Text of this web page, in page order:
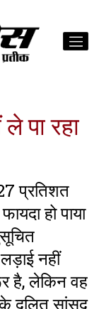
पा रहा
प्रतिशत
हो पाया
नहीं
है, लेकिन वह
दलित सांसद